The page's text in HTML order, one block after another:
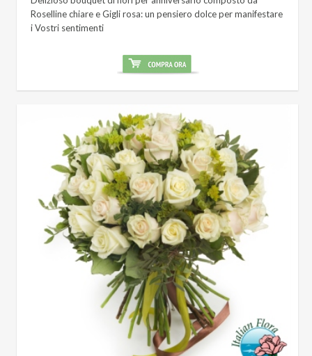
Roselline chiare e Gigli rosa: un pensiero dolce per manifestare
i Vostri sentimenti